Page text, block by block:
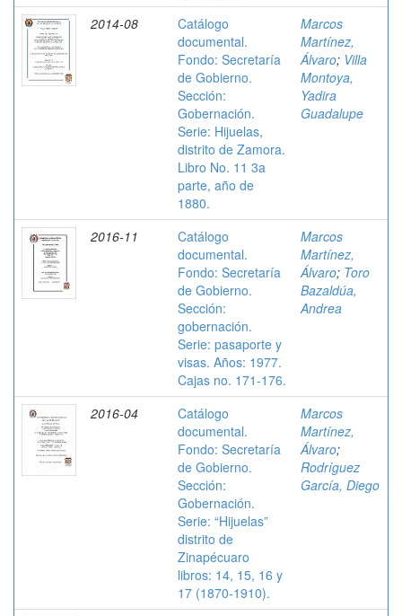
2014-08
Catálogo
documental.
Fondo: Secretaría
de Gobierno.
Sección:
Gobernación.
Serie: Hijuelas,
distrito de Zamora.
Libro No. 11 3a
parte, año de
1880.
Marcos
Martínez,
Álvaro; Villa
Montoya,
Yadira
Guadalupe
2016-11
Catálogo
documental.
Fondo: Secretaría
de Gobierno.
Sección:
gobernación.
Serie: pasaporte y
visas. Años: 1977.
Cajas no. 171-176.
Marcos
Martínez,
Álvaro; Toro
Bazaldúa,
Andrea
2016-04
Catálogo
documental.
Fondo: Secretaría
de Gobierno.
Sección:
Gobernación.
Serie: “Hijuelas”
distrito de
Zinapécuaro
libros: 14, 15, 16 y
17 (1870-1910).
Marcos
Martínez,
Álvaro;
Rodríguez
García, Diego